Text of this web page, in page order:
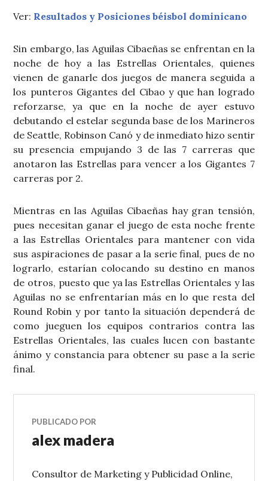
Ver: Resultados y Posiciones béisbol dominicano
Sin embargo, las Aguilas Cibaeñas se enfrentan en la
noche de hoy a las Estrellas Orientales, quienes
vienen de ganarle dos juegos de manera seguida a
los punteros Gigantes del Cibao y que han logrado
reforzarse, ya que en la noche de ayer estuvo
debutando el estelar segunda base de los Marineros
de Seattle, Robinson Canó y de inmediato hizo sentir
su presencia empujando 3 de las 7 carreras que
anotaron las Estrellas para vencer a los Gigantes 7
carreras por 2.
Mientras en las Aguilas Cibaeñas hay gran tensión,
pues necesitan ganar el juego de esta noche frente
a las Estrellas Orientales para mantener con vida
sus aspiraciones de pasar a la serie final, pues de no
lograrlo, estarían colocando su destino en manos
de otros, puesto que ya las Estrellas Orientales y las
Aguilas no se enfrentarían más en lo que resta del
Round Robin y por tanto la situación dependerá de
como jueguen los equipos contrarios contra las
Estrellas Orientales, las cuales lucen con bastante
ánimo y constancia para obtener su pase a la serie
final.
PUBLICADO POR
alex madera
Consultor de Marketing y Publicidad Online,